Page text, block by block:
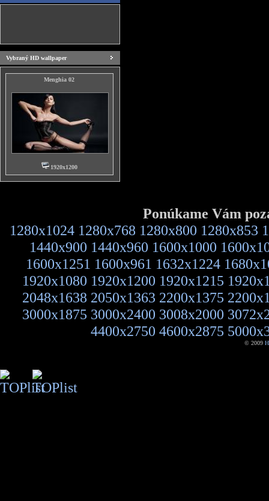
Vybraný HD wallpaper
Menghia 02
1920x1200
Ponúkame Vám
1280x1024 1280x768 1280x800 1280x853
1440x900 1440x960 1600x1000
1600x1251 1600x961 1632x1224
1920x1080 1920x1200 1920x1215
2048x1638 2050x1363 2200x1375
3000x1875 3000x2400 3008x2000
4400x2750 4600x2875
© 2009